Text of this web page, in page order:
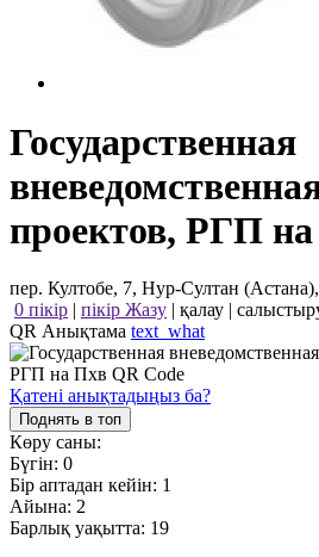
Государственная
проектов, РГП
пер. Култобе, 7, Нур-Султан (Астана),
0 пікір | пікір Жазу | қалау |
QR Анықтама text_what
Қатені анықтадыңыз ба?
Поднять в топ
Көру саны:
Бүгін: 0
Бір аптадан кейін: 1
Айына: 2
Барлық уақытта: 19